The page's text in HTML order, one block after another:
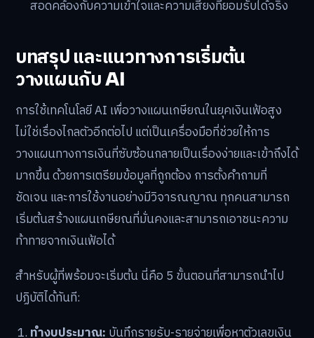
สอดคล้องกับความเข้าใจและความเสี่ยงที่ยอมรับได้จริง
บทสรุป และแนวทางการเริ่มต้น
วางแผนกับ AI
การใช้เทคโนโลยี AI เพื่อวางแผนเกษียณในยุคเงินเฟ้อสูง
ไม่ใช่เรื่องไกลตัวอีกต่อไป แต่เป็นเครื่องมือที่ช่วยให้การ
วางแผนทางการเงินที่ซับซ้อนกลายเป็นเรื่องง่ายและเข้าถึงได้
มากขึ้น ด้วยการเตรียมข้อมูลที่ถูกต้อง การตั้งคำถามที่
ชัดเจน และการใช้งานอย่างมีวิจารณญาณ ทุกคนสามารถ
เริ่มต้นสร้างแผนเกษียณที่มั่นคงและสามารถเอาชนะความ
ท้าทายจากเงินเฟ้อได้
สำหรับผู้ที่พร้อมจะเริ่มต้น นี่คือ 5 ขั้นตอนที่สามารถนำไป
ปฏิบัติได้ทันที:
ทำงบประมาณ: บันทึกรายรับ-รายจ่ายเพื่อหาตัวเลขเงิน